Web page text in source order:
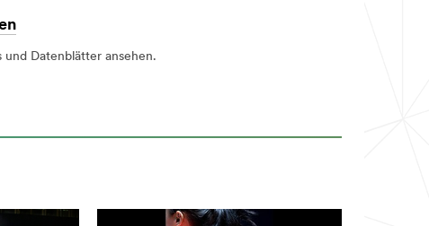
Datenblätter ansehen.